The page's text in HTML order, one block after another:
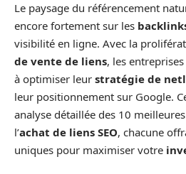
Le paysage du référencement
encore fortement sur les
visibilité en ligne. Avec la
de vente de liens, les
à optimiser leur stratégie de
leur positionnement sur Google.
analyse détaillée des 10
l’achat de liens SEO, chacune
uniques pour maximiser votre